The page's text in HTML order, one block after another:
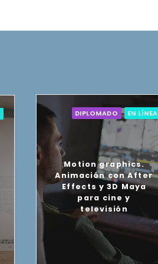
DIPLOMADO EN LÍNEA
Motion graphics.
Animación con After
Effects y 3D Maya
para cine y
televisión